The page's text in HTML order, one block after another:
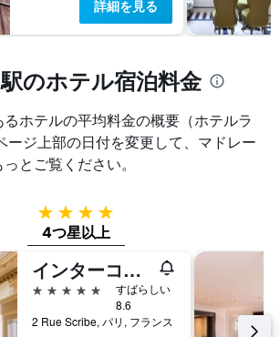
詳細を見る
のホテル宿泊料金
ホテルの平均料金の概要（ホテルラ
ージ上部の日付を変更して、マドレー
とご覧ください。
4つ星
4つ星以上
インターコンチネンタル パリ ル グラン
5つ星
すばらしい
8.6
2 Rue Scribe, パリ, フランス